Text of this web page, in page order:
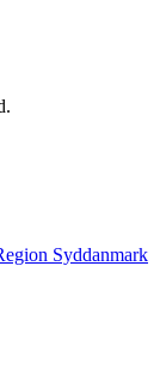
Syddanmark